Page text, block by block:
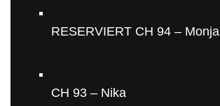
RESERVIERT CH 94 – Monja
CH 93 – Nika